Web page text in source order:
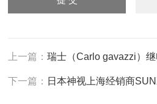
上一篇：瑞士（Carlo gavazzi）继
下一篇： 日本神视上海经销商